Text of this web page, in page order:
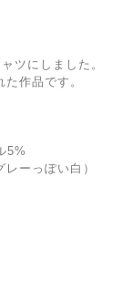
ツにしました。
作品です。
5%
ーっぽい白）